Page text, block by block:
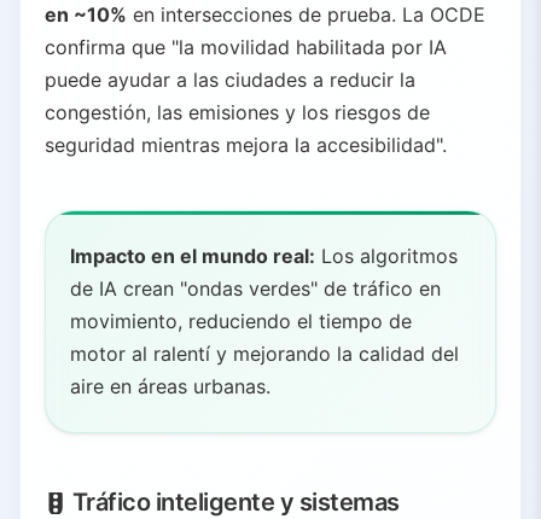
en ~10% en intersecciones de prueba. La OCDE
confirma que "la movilidad habilitada por IA
puede ayudar a las ciudades a reducir la
congestión, las emisiones y los riesgos de
seguridad mientras mejora la accesibilidad".
Impacto en el mundo real: Los algoritmos
de IA crean "ondas verdes" de tráfico en
movimiento, reduciendo el tiempo de
motor al ralentí y mejorando la calidad del
aire en áreas urbanas.
Tráfico inteligente y sistemas